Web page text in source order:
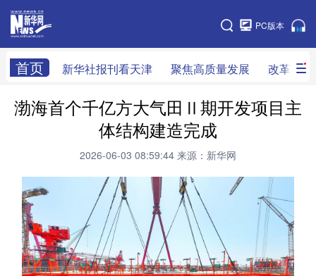
PC版本
首页 新华社报刊看天津 聚焦高质量发展 改革开放
网站地图
新华社看天津 新华V访谈 做一天同事
组织人事 党风廉政
科技创新 产经观察 乡村振兴 法治社会
教育视窗 生活服务 医卫康养 文旅消费
新华影像
渤海首个千亿方大气田Ⅱ期开发项目主
体结构建造完成
2026-06-03 08:59:44 来源：新华网